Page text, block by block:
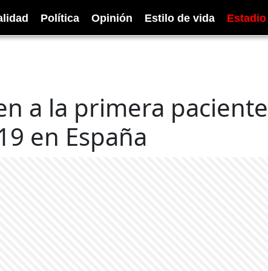
Política Opinión Estilo de vida Estadio
a la primera
en España